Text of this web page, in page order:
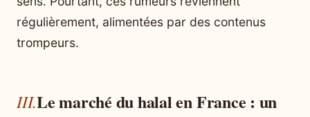
régulièrement, alimentées par des contenus
trompeurs.
Le marché du halal en France : un